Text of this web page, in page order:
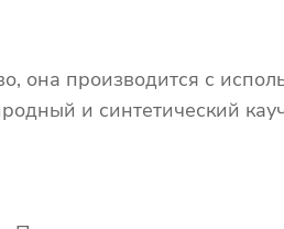
она производится с
и синтетический